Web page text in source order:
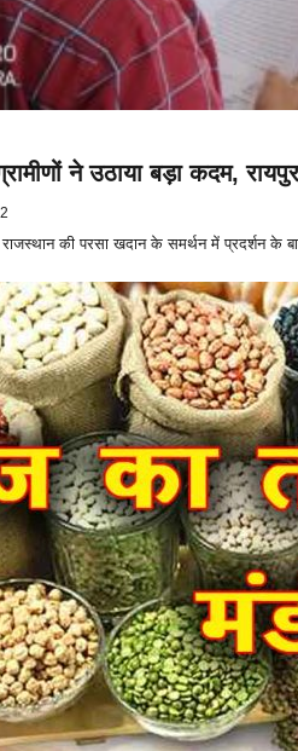
ने उठाया बड़ा कदम,
की परसा खदान के समर्थन में प्रदर्शन